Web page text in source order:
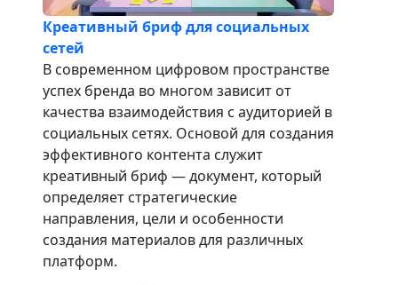
Креативный бриф для социальных
сетей
В современном цифровом пространстве
успех бренда во многом зависит от
качества взаимодействия с аудиторией в
социальных сетях. Основой для создания
эффективного контента служит
креативный бриф — документ, который
определяет стратегические
направления, цели и особенности
создания материалов для различных
платформ.